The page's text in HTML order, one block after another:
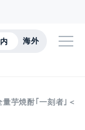
海外
量芋焼酎｢一刻者｣＜